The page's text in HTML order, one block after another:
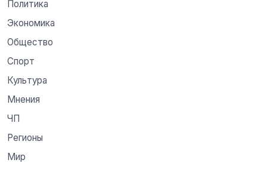
Политика
Экономика
Общество
Спорт
Культура
Мнения
ЧП
Регионы
Мир